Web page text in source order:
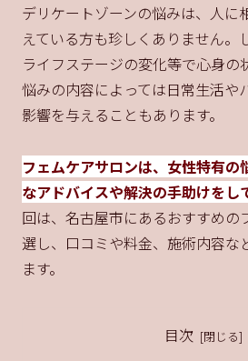
デリケートゾーンの悩みは、人に
えている方も珍しくありません。
ライフステージの変化等で心身の
悩みの内容によっては日常生活や
影響を与えることもあります。
フェムケアサロンは、女性特有の
なアドバイスや解決の手助けをし
回は、名古屋市にあるおすすめの
選し、口コミや料金、施術内容な
ます。
目次